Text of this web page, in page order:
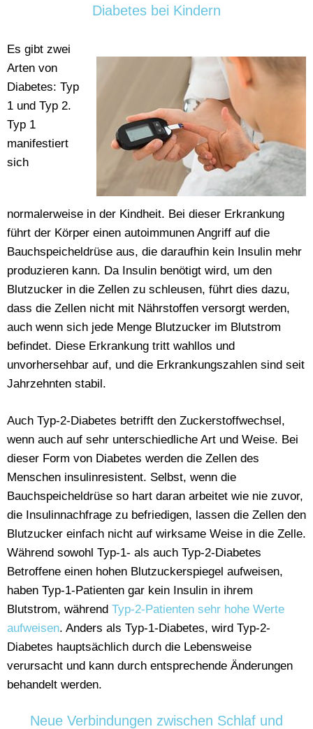
Diabetes bei Kindern
Es gibt zwei
Arten von
Diabetes: Typ
1 und Typ 2.
Typ 1
manifestiert
sich
normalerweise in der Kindheit. Bei dieser Erkrankung
führt der Körper einen autoimmunen Angriff auf die
Bauchspeicheldrüse aus, die daraufhin kein Insulin mehr
produzieren kann. Da Insulin benötigt wird, um den
Blutzucker in die Zellen zu schleusen, führt dies dazu,
dass die Zellen nicht mit Nährstoffen versorgt werden,
auch wenn sich jede Menge Blutzucker im Blutstrom
befindet. Diese Erkrankung tritt wahllos und
unvorhersehbar auf, und die Erkrankungszahlen sind seit
Jahrzehnten stabil.
Auch Typ-2-Diabetes betrifft den Zuckerstoffwechsel,
wenn auch auf sehr unterschiedliche Art und Weise. Bei
dieser Form von Diabetes werden die Zellen des
Menschen insulinresistent. Selbst, wenn die
Bauchspeicheldrüse so hart daran arbeitet wie nie zuvor,
die Insulinnachfrage zu befriedigen, lassen die Zellen den
Blutzucker einfach nicht auf wirksame Weise in die Zelle.
Während sowohl Typ-1- als auch Typ-2-Diabetes
Betroffene einen hohen Blutzuckerspiegel aufweisen,
haben Typ-1-Patienten gar kein Insulin in ihrem
Blutstrom, während Typ-2-Patienten sehr hohe Werte
aufweisen. Anders als Typ-1-Diabetes, wird Typ-2-
Diabetes hauptsächlich durch die Lebensweise
verursacht und kann durch entsprechende Änderungen
behandelt werden.
Neue Verbindungen zwischen Schlaf und